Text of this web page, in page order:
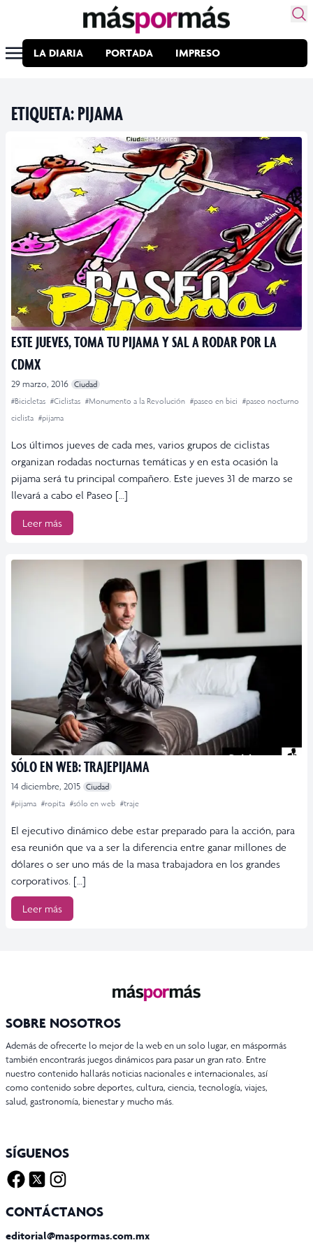
LA DIARIA PORTADA IMPRESO
ETIQUETA:PIJAMA
ESTE JUEVES, TOMA TU PIJAMA Y SAL A RODAR POR LA
CDMX
29 marzo, 2016 Ciudad
#Bicicletas #Ciclistas #Monumento a la Revolución #paseo en bici #paseo nocturno
ciclista #pijama
Los últimos jueves de cada mes, varios grupos de ciclistas
organizan rodadas nocturnas temáticas y en esta ocasión la
pijama será tu principal compañero. Este jueves 31 de marzo se
llevará a cabo el Paseo […]
Leer más
SÓLO EN WEB: TRAJEPIJAMA
14 diciembre, 2015 Ciudad
#pijama #ropita #sólo en web #traje
El ejecutivo dinámico debe estar preparado para la acción, para
esa reunión que va a ser la diferencia entre ganar millones de
dólares o ser uno más de la masa trabajadora en los grandes
corporativos. […]
Leer más
SOBRE NOSOTROS
Además de ofrecerte lo mejor de la web en un solo lugar, en máspormás
también encontrarás juegos dinámicos para pasar un gran rato. Entre
nuestro contenido hallarás noticias nacionales e internacionales, así
como contenido sobre deportes, cultura, ciencia, tecnología, viajes,
salud, gastronomía, bienestar y mucho más.
SÍGUENOS
CONTÁCTANOS
editorial@maspormas.com.mx